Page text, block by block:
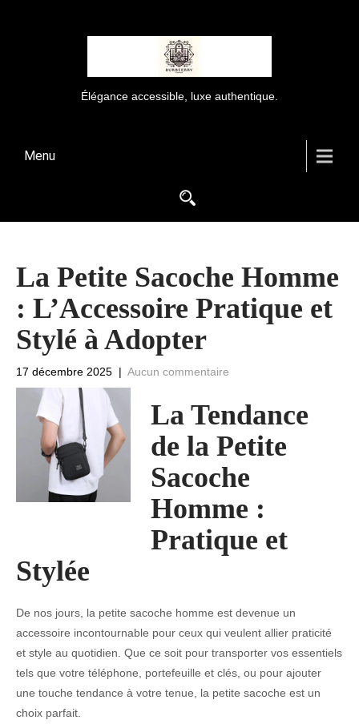
Élégance accessible, luxe authentique.
Menu
La Petite Sacoche Homme
: L’Accessoire Pratique et
Stylé à Adopter
17 décembre 2025 | Aucun commentaire
La Tendance
de la Petite
Sacoche
Homme :
Pratique et
Stylée
De nos jours, la petite sacoche homme est devenue un
accessoire incontournable pour ceux qui veulent allier praticité
et style au quotidien. Que ce soit pour transporter vos essentiels
tels que votre téléphone, portefeuille et clés, ou pour ajouter
une touche tendance à votre tenue, la petite sacoche est un
choix parfait.